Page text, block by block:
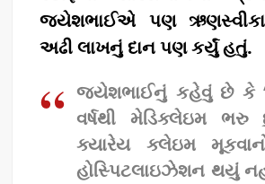
જયેશભાઈએ પણ
અઢી લાખનું દાન પણ કર્યું હતું.
જયેશભાઈનું કહેવું છે કે
વર્ષથી મેડિક્લેઇમ
ક્યારેય ક્લેઇમ
હોસ્પિટલાઇઝેશન થયું